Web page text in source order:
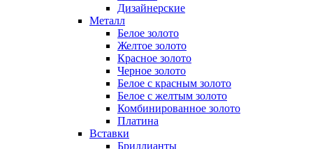
Дизайнерские
Металл
Белое золото
Желтое золото
Красное золото
Черное золото
Белое с красным золото
Белое с желтым золото
Комбинированное золото
Платина
Вставки
Бриллианты